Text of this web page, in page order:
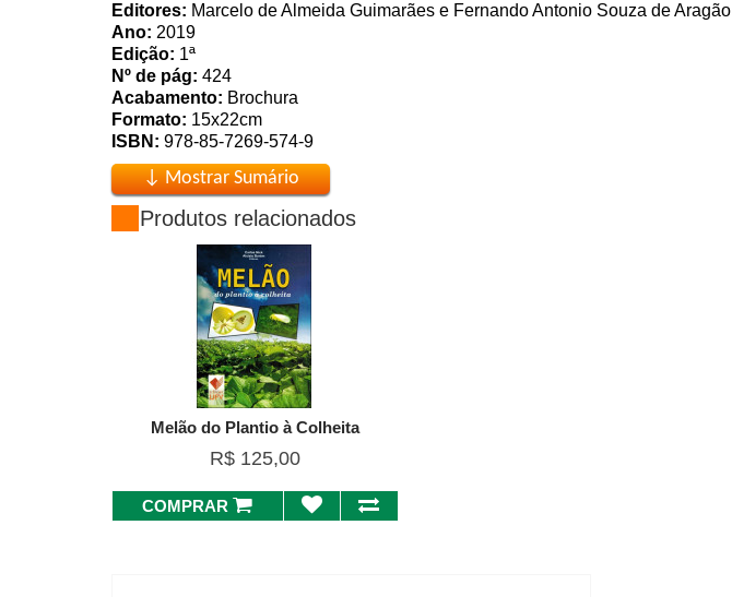
Editores: Marcelo de Almeida Guimarães e Fernando Antonio Souza de Aragão
Ano: 2019
Edição: 1ª
Nº de pág: 424
Acabamento: Brochura
Formato: 15x22cm
ISBN: 978-85-7269-574-9
Produtos relacionados
Melão do Plantio à Colheita
R$ 125,00
COMPRAR